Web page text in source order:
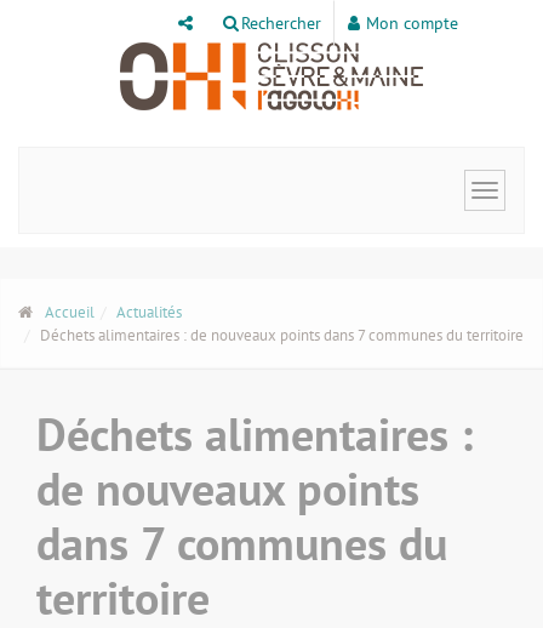
Rechercher Mon compte
Toggle
Accueil
Actualités
Déchets alimentaires : de nouveaux points dans 7 communes du territoire
Déchets alimentaires :
de nouveaux points
dans 7 communes du
territoire
Panneau de gestion des cookies